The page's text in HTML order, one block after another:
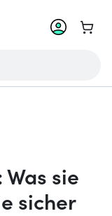
Zum
sie
sicher